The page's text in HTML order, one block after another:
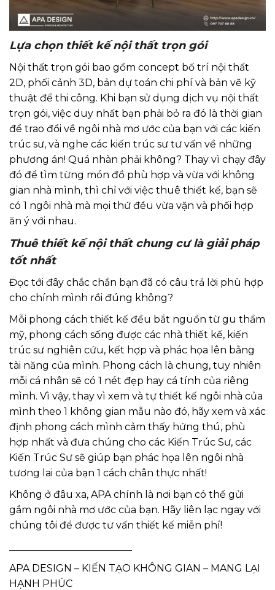
Lựa chọn thiết kế nội thất trọn gói
Nội thất trọn gói bao gồm concept bố trí nội thất
2D, phối cảnh 3D, bản dự toán chi phí và bản vẽ kỹ
thuật để thi công. Khi bạn sử dụng dịch vụ nội thất
trọn gói, việc duy nhất bạn phải bỏ ra đó là thời gian
để trao đổi về ngôi nhà mơ ước của bạn với các kiến
trúc sư, và nghe các kiến trúc sư tư vấn về những
phương án! Quá nhàn phải không? Thay vì chạy đây
đó để tìm từng món đồ phù hợp và vừa với không
gian nhà mình, thì chỉ với việc thuê thiết kế, bạn sẽ
có 1 ngôi nhà mà mọi thứ đều vừa vặn và phối hợp
ăn ý với nhau.
Thuê thiết kế nội thất chung cư là giải pháp
tốt nhất
Đọc tới đây chắc chắn bạn đã có câu trả lời phù hợp
cho chính mình rồi đúng không?
Mỗi phong cách thiết kế đều bắt nguồn từ gu thẩm
mỹ, phong cách sống được các nhà thiết kế, kiến
trúc sư nghiên cứu, kết hợp và phác họa lên bằng
tài năng của mình. Phong cách là chung, tuy nhiên
mỗi cá nhân sẽ có 1 nét đẹp hay cá tính của riêng
mình. Vì vậy, thay vì xem và tự thiết kế ngôi nhà của
mình theo 1 không gian mẫu nào đó, hãy xem và xác
định phong cách mình cảm thấy hứng thú, phù
hợp nhất và đưa chúng cho các Kiến Trúc Sư, các
Kiến Trúc Sư sẽ giúp bạn phác họa lên ngôi nhà
tương lai của bạn 1 cách chân thực nhất!
Không ở đâu xa, APA chính là nơi bạn có thể gửi
gắm ngôi nhà mơ ước của bạn. Hãy liên lạc ngay với
chúng tôi để được tư vấn thiết kế miễn phí!
APA DESIGN – KIẾN TẠO KHÔNG GIAN – MANG LẠI
HẠNH PHÚC